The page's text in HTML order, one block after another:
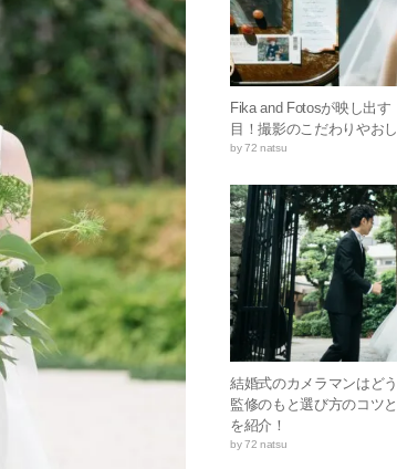
Fika and Fotosが映し出
目！撮影のこだわりやお
by 72 natsu
結婚式のカメラマンはど
監修のもと選び方のコツ
を紹介！
by 72 natsu